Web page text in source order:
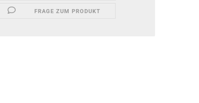
FRAGE ZUM PRODUKT